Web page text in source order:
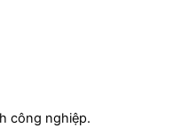
công nghiệp.